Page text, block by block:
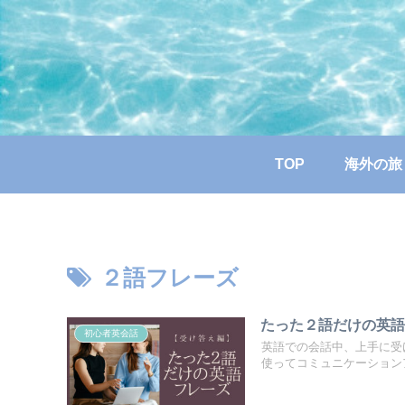
TOP 海外の
２語フレーズ
初心者英会話
たった２語だけの英
英語での会話中、上手に
使ってコミュニケーショ